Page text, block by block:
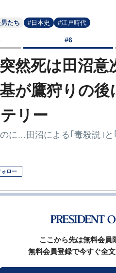
たち #日本史 #江戸時代
#6
然死は田沼
が鷹狩りの
リー
に…田沼による｢毒殺説｣と
ォロー
ここから先は無料会員
無料会員登録で今すぐ全文